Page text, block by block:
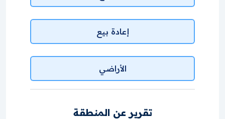
إعادة بيع
الأراضي
تقرير عن المنطقة